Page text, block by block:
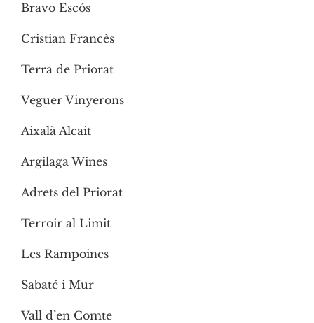
Bravo Escós
Cristian Francès
Terra de Priorat
Veguer Vinyerons
Aixalà Alcait
Argilaga Wines
Adrets del Priorat
Terroir al Limit
Les Rampoines
Sabaté i Mur
Vall d’en Comte